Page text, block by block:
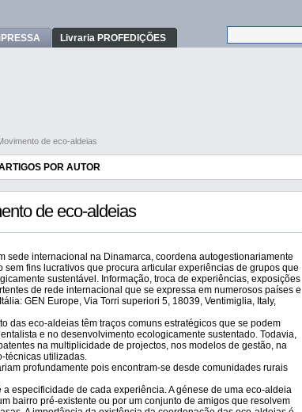
Livraria PROFEDIÇÕES
de eco-aldeias
POR AUTOR
de eco-aldeias
sede internacional na Dinamarca, coordena autogestionariamente
fins lucrativos que procura articular experiências de grupos que
sustentável. Informação, troca de experiências, exposições
de rede internacional que se expressa em numerosos países e
GEN Europe, Via Torri superiori 5, 18039, Ventimiglia, Italy,
das eco-aldeias têm traços comuns estratégicos que se podem
e no desenvolvimento ecologicamente sustentado. Todavia,
na multiplicidade de projectos, nos modelos de gestão, na
técnicas utilizadas.
profundamente pois encontram-se desde comunidades rurais
especificidade de cada experiência. A génese de uma eco-aldeia
bairro pré-existente ou por um conjunto de amigos que resolvem